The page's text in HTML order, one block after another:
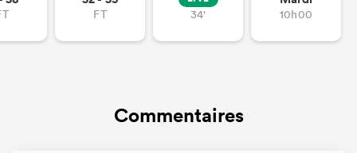
FT
34'
10h00
Commentaires